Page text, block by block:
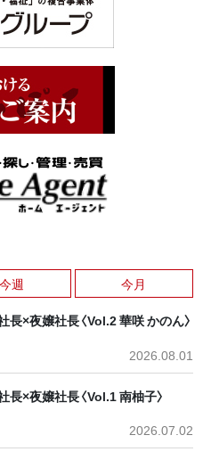
今週 今月
長×夜嬢社長〈Vol.2 華咲 かのん〉
2026.08.01
長×夜嬢社長〈Vol.1 南柚子〉
2026.07.02